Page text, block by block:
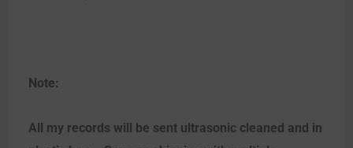
Note:
All my records will be sent ultrasonic cleaned and in